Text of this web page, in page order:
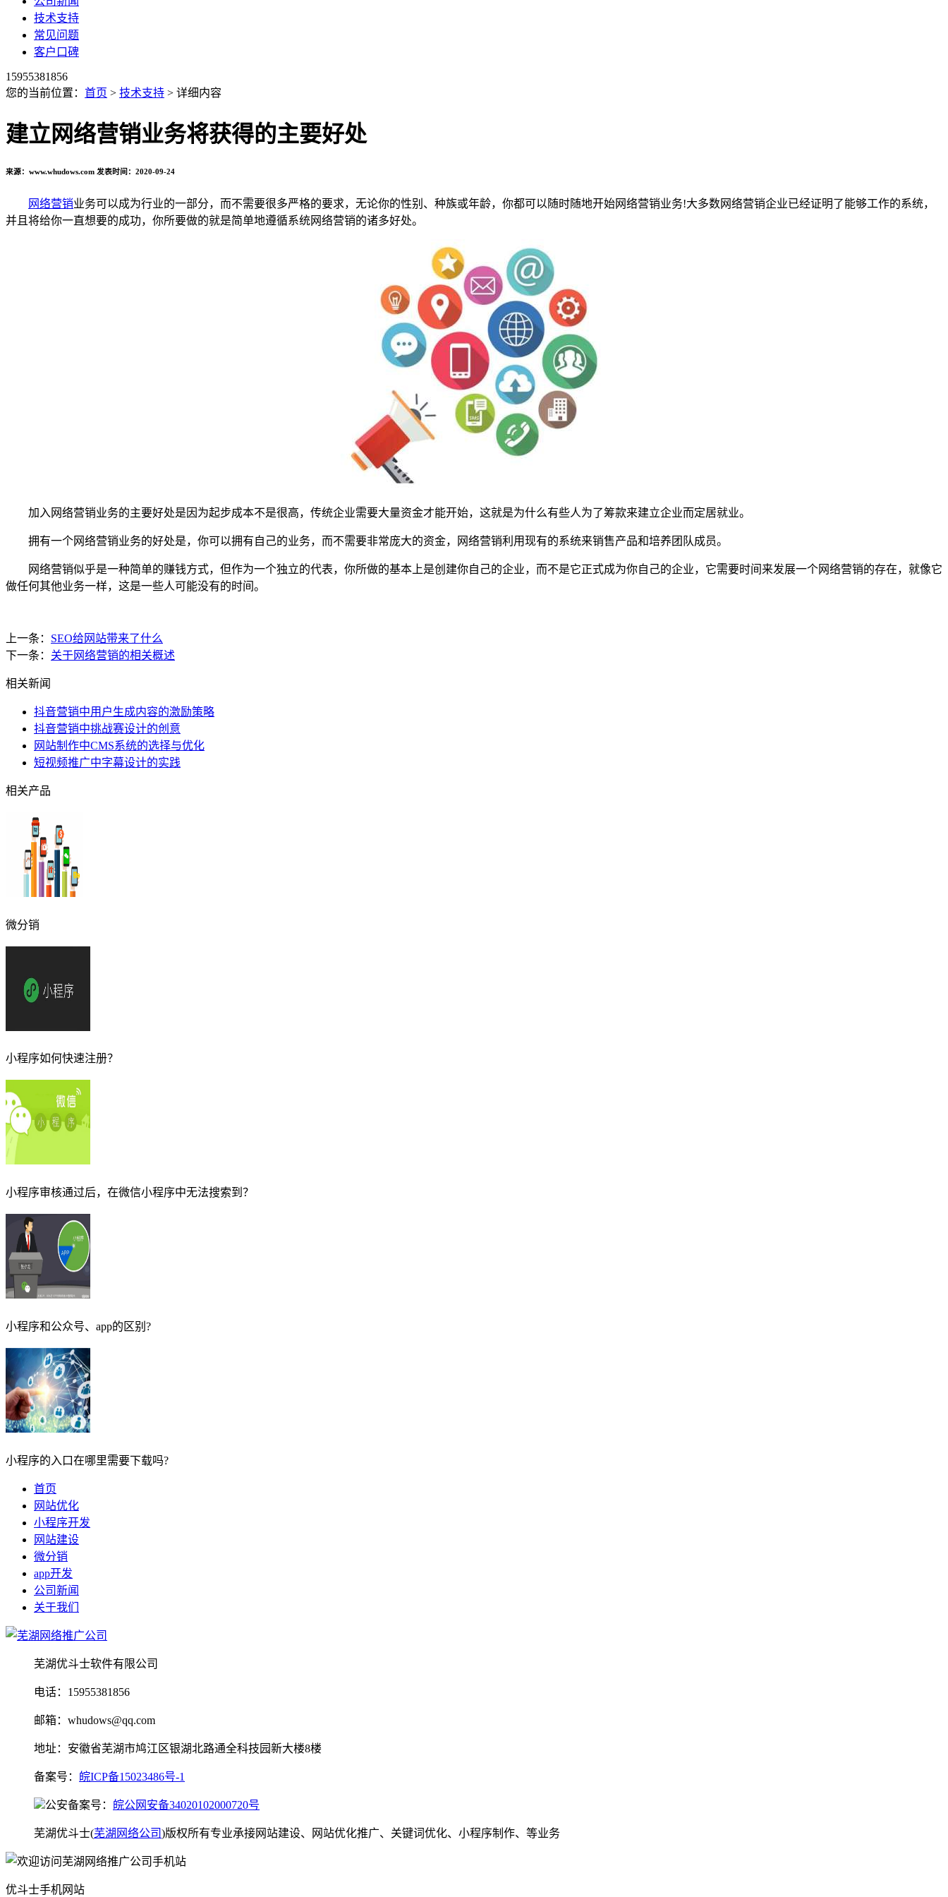
技术支持
常见问题
客户口碑
15955381856
您的当前位置： 首页 > 技术支持 > 详细内容
建立网络营销业务将获得的主要好处
来源：www.whudows.com 发表时间：2020-09-24
网络营销业务可以成为行业的一部分，而不需要很多严格的要求，无论你的性别、种族或年龄，你都可以随时随地开始网络营销业务!大多数网络营销企业已经证明了能够工作的系统，
并且将给你一直想要的成功，你所要做的就是简单地遵循系统网络营销的诸多好处。
加入网络营销业务的主要好处是因为起步成本不是很高，传统企业需要大量资金才能开始，这就是为什么有些人为了筹款来建立企业而定居就业。
拥有一个网络营销业务的好处是，你可以拥有自己的业务，而不需要非常庞大的资金，网络营销利用现有的系统来销售产品和培养团队成员。
网络营销似乎是一种简单的赚钱方式，但作为一个独立的代表，你所做的基本上是创建你自己的企业，而不是它正式成为你自己的企业，它需要时间来发展一个网络营销的存在，就像它
做任何其他业务一样，这是一些人可能没有的时间。
上一条： SEO给网站带来了什么
下一条： 关于网络营销的相关概述
相关新闻
抖音营销中用户生成内容的激励策略
抖音营销中挑战赛设计的创意
网站制作中CMS系统的选择与优化
短视频推广中字幕设计的实践
相关产品
微分销
小程序如何快速注册？
小程序审核通过后，在微信小程序中无法搜索到？
小程序和公众号、app的区别?
小程序的入口在哪里需要下载吗?
首页
网站优化
小程序开发
网站建设
微分销
app开发
公司新闻
关于我们
芜湖优斗士软件有限公司
电话：15955381856
邮箱：whudows@qq.com
地址：安徽省芜湖市鸠江区银湖北路通全科技园新大楼8楼
备案号： 皖ICP备15023486号-1
公安备案号： 皖公网安备34020102000720号
芜湖优斗士(芜湖网络公司)版权所有专业承接网站建设、网站优化推广、关键词优化、小程序制作、等业务
优斗士手机网站